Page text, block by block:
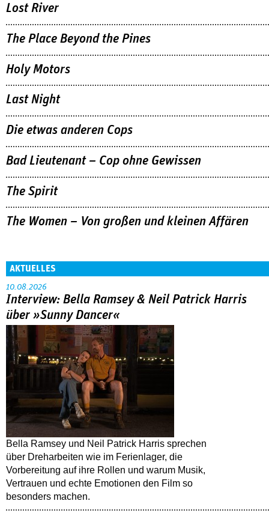
Lost River
The Place Beyond the Pines
Holy Motors
Last Night
Die etwas anderen Cops
Bad Lieutenant – Cop ohne Gewissen
The Spirit
The Women – Von großen und kleinen Affären
AKTUELLES
10.08.2026
Interview: Bella Ramsey & Neil Patrick Harris
über »Sunny Dancer«
Bella Ramsey und Neil Patrick Harris sprechen
über Dreharbeiten wie im Ferienlager, die
Vorbereitung auf ihre Rollen und warum Musik,
Vertrauen und echte Emotionen den Film so
besonders machen.